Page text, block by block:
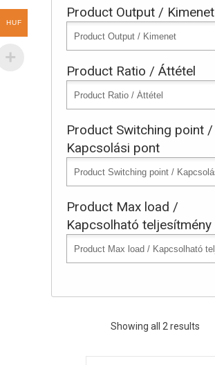
Product Output / Kimenet
Product Ratio / Áttétel
Product Switching point /
Kapcsolási pont
Product Max load /
Kapcsolható teljesítmény
Showing all 2 results
HUF